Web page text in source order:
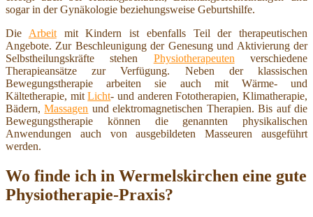
sogar in der Gynäkologie beziehungsweise Geburtshilfe.
Die Arbeitmit Kindern ist ebenfalls Teil der therapeutischen
Angebote. Zur Beschleunigung der Genesung und Aktivierung der
Selbstheilungskräfte stehen Physiotherapeuten verschiedene
Therapieansätze zur Verfügung. Neben der klassischen
Bewegungstherapie arbeiten sie auch mit Wärme- und
Kältetherapie, mitLicht- und anderen Fototherapien, Klimatherapie,
Bädern,Massagen und elektromagnetischen Therapien. Bis auf die
Bewegungstherapie können die genannten physikalischen
Anwendungen auch von ausgebildeten Masseuren ausgeführt
werden.
Wo finde ich in Wermelskirchen eine gute
Physiotherapie-Praxis?